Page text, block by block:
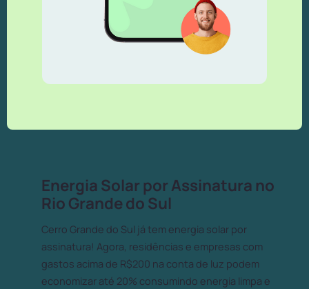
Energia Solar por Assinatura no
Rio Grande do Sul
Cerro Grande do Sul já tem energia solar por
assinatura! Agora, residências e empresas com
gastos acima de R$200 na conta de luz podem
economizar até 20% consumindo energia limpa e